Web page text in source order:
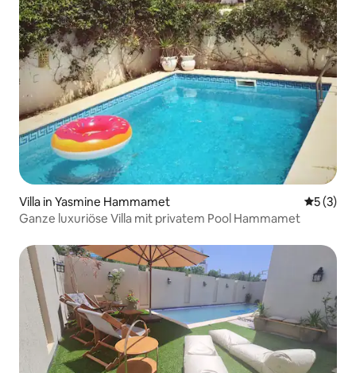
Villa in Yasmine Hammamet
5 (3)
Ganze luxuriöse Villa mit privatem Pool Hammamet